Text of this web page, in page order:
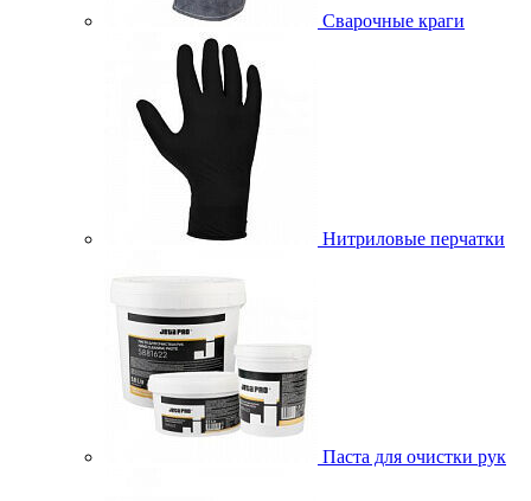
Сварочные краги
Нитриловые перчатки
Паста для очистки рук